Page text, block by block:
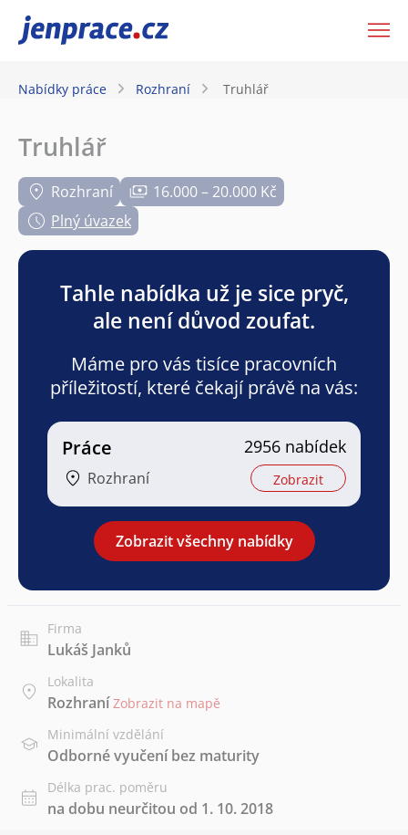
JenPráce.cz
Nabídky práce Rozhraní Truhlář
Truhlář
Rozhraní
16.000 – 20.000 Kč
Plný úvazek
Tahle nabídka už je sice pryč,
ale není důvod zoufat.
Máme pro vás tisíce pracovních
příležitostí, které čekají právě na vás:
Práce
Rozhraní
2956 nabídek
Zobrazit
Zobrazit všechny nabídky
Firma
Lukáš Janků
Lokalita
Rozhraní Zobrazit na mapě
Minimální vzdělání
Odborné vyučení bez maturity
Délka prac. poměru
na dobu neurčitou od 1. 10. 2018